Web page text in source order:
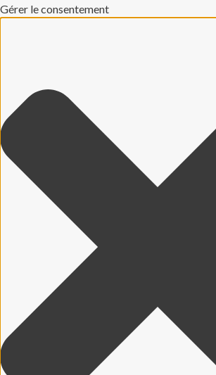
Gérer le consentement